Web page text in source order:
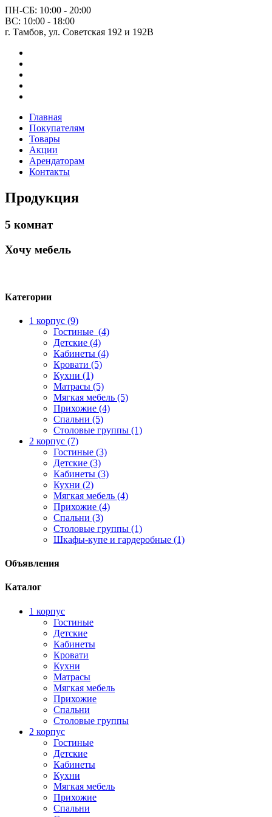
ПН-СБ: 10:00 - 20:00
ВС: 10:00 - 18:00
г. Тамбов, ул. Советская 192 и 192В
Главная
Покупателям
Товары
Акции
Арендаторам
Контакты
Продукция
5 комнат
Хочу мебель
Категории
1 корпус (9)
Гостиные (4)
Детские (4)
Кабинеты (4)
Кровати (5)
Кухни (1)
Матрасы (5)
Мягкая мебель (5)
Прихожие (4)
Спальни (5)
Столовые группы (1)
2 корпус (7)
Гостиные (3)
Детские (3)
Кабинеты (3)
Кухни (2)
Мягкая мебель (4)
Прихожие (4)
Спальни (3)
Столовые группы (1)
Шкафы-купе и гардеробные (1)
Объявления
Каталог
1 корпус
Гостиные
Детские
Кабинеты
Кровати
Кухни
Матрасы
Мягкая мебель
Прихожие
Спальни
Столовые группы
2 корпус
Гостиные
Детские
Кабинеты
Кухни
Мягкая мебель
Прихожие
Спальни